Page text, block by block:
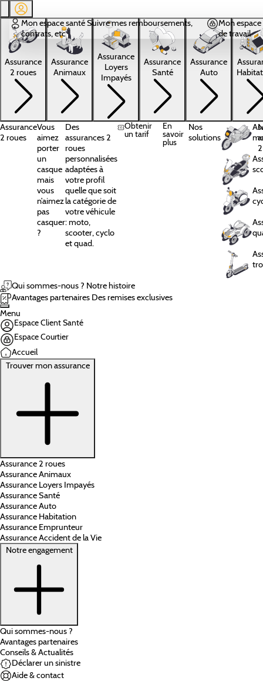
Aller au contenu principal
Mon espace santéSuivre mes remboursements,
contrats, etc
Mon
de travail
Assurance
2 roues
Assurance
Animaux
Assurance
Loyers
Impayés
Assurance
Santé
Assurance
Auto
Assurance
2 roues
Vous
aimez
porter
un
casque
mais
vous
n’aimez
pas
casquer
?
Des
assurances 2
roues
personnalisées
adaptées à
votre profil
quelle que soit
la catégorie de
votre véhicule
: moto,
scooter, cyclo
et quad.
Obtenir
un tarif
En
savoir
plus
Nos
solutions
Qui sommes-nous ? Notre histoire
Avantages partenaires Des remises exclusives
Menu
Espace Client Santé
Espace Courtier
Accueil
Trouver mon assurance
Assurance 2 roues
Assurance Animaux
Assurance Loyers Impayés
Assurance Santé
Assurance Auto
Assurance Habitation
Assurance Emprunteur
Assurance Accident de la Vie
Notre engagement
Qui sommes-nous ?
Avantages partenaires
Conseils & Actualités
Déclarer un sinistre
Aide & contact